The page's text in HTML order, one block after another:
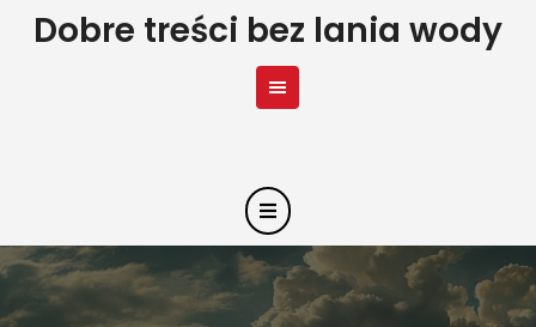
SkipDobre treści bez lania wody